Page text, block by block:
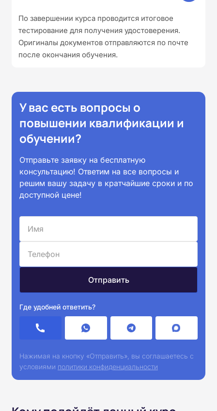
По завершении курса проводится итоговое
тестирование для получения удостоверения.
Оригиналы документов отправляются по почте
после окончания обучения.
У вас есть вопросы о
повышении квалификации и
обучении?
Отправьте заявку на бесплатную
консультацию! Ответим на все вопросы и
решим вашу задачу в кратчайшие сроки и по
доступной цене!
Где удобней ответить?
Нажимая на кнопку «Отправить», вы соглашаетесь с
условиями политики конфиденциальности